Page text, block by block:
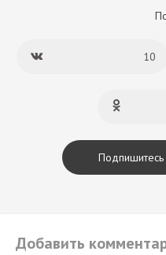
10
Добавить